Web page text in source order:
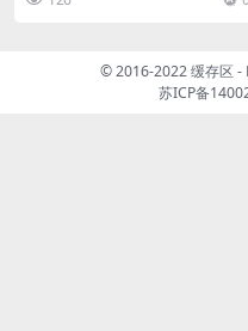
© 2016-2022 缓存区
苏ICP备